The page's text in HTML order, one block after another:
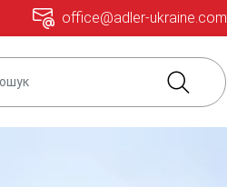
office@adler-ukraine.com